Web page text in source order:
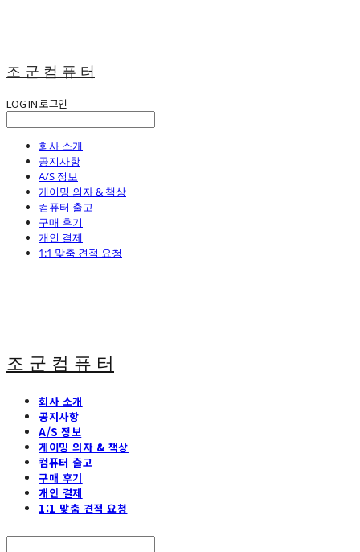
조 군 컴 퓨 터
LOG IN로그인
회사 소개
공지사항
A/S 정보
게이밍 의자 & 책상
컴퓨터 출고
구매 후기
개인 결제
1:1 맞춤 견적 요청
조 군 컴 퓨 터
회사 소개
공지사항
A/S 정보
게이밍 의자 & 책상
컴퓨터 출고
구매 후기
개인 결제
1:1 맞춤 견적 요청